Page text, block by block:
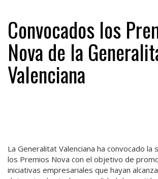
Convocados los
Nova de la
Valenciana
La Generalitat Valenciana ha convocado la
los Premios Nova con el objetivo de
iniciativas empresariales que hayan